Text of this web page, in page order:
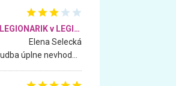
Vnútorné detské ihrisko LEGIONARIK v LEGIA Fitness
Elena Selecká